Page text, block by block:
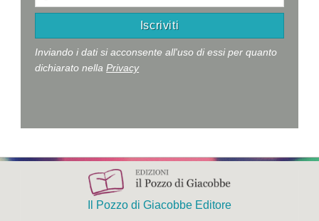
Inviando i dati si acconsente all'uso di essi per quanto
dichiarato nellaPrivacy
Il Pozzo di Giacobbe Editore